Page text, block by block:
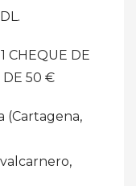
CHEQUE DE
DE 50 €
(Cartagena,